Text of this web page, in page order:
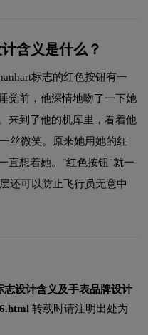
含义是什么？
标志的红色按钮有一
觉前，他深情地吻了一下她
来到了他的机库里，看着他
丝微笑。原来她用她的红
直想着她。"红色按钮"就一
还可以防止飞行员无意中
设计含义及手表品牌设计
转载时请注明出处为